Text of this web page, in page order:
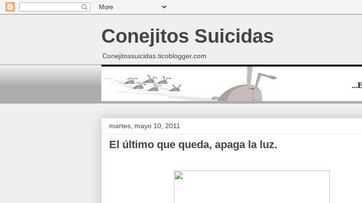
Conejitos Suicidas
Conejitossuicidas.ticoblogger.com
martes, mayo 10, 2011
El último que queda, apaga la luz.